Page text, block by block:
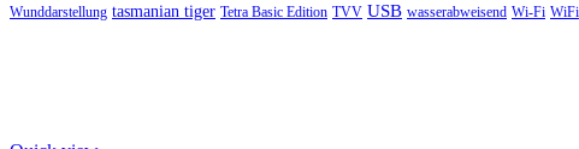
Wunddarstellung tasmanian tiger Tetra Basic Edition TVV USB wasserabweisend Wi-Fi WiFi